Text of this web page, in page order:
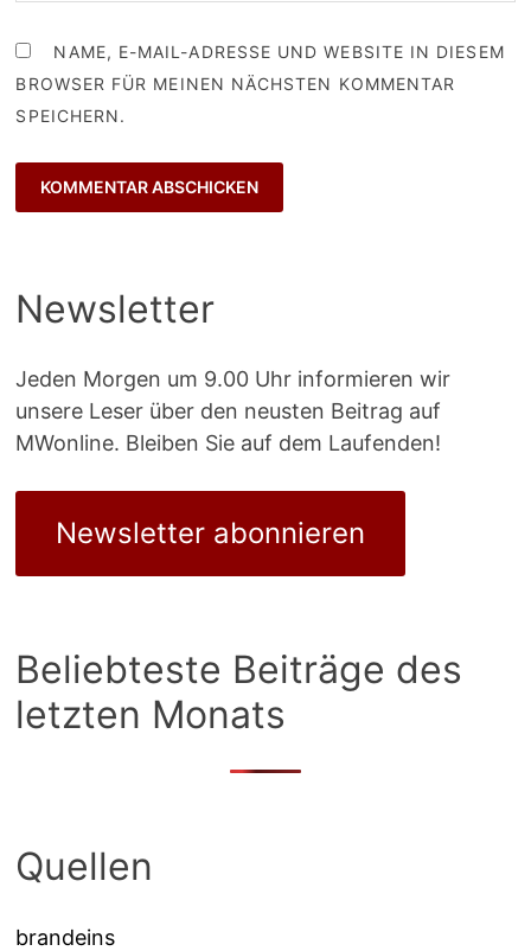
NAME, E-MAIL-ADRESSE UND WEBSITE IN DIESEM
BROWSER FÜR MEINEN NÄCHSTEN KOMMENTAR
SPEICHERN.
Newsletter
Jeden Morgen um 9.00 Uhr informieren wir
unsere Leser über den neusten Beitrag auf
MWonline. Bleiben Sie auf dem Laufenden!
Newsletter abonnieren
Beliebteste Beiträge des
letzten Monats
Quellen
brandeins